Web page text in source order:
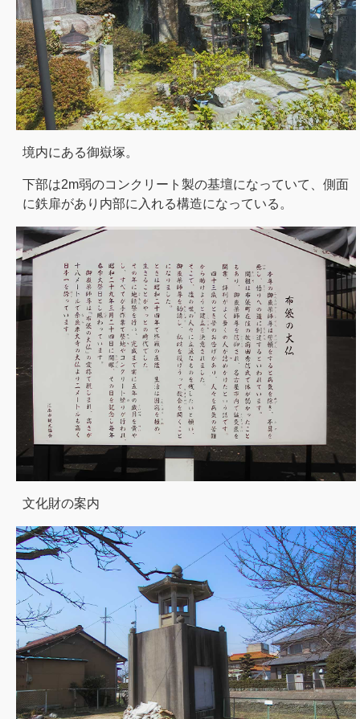
境内にある御嶽塚。
下部は2m弱のコンクリート製の基壇になっていて、側面
に鉄扉があり内部に入れる構造になっている。
文化財の案内